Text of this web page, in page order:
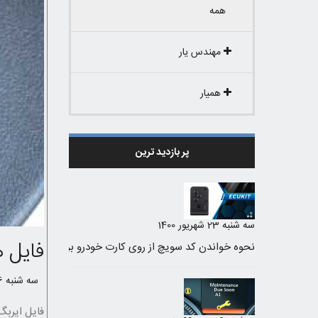
همه
مهندس یار
همیار
پر بازدید ترین
سه شنبه 23 شهریور 1400
سه شنبه 6 آبان 1399 /
فایل